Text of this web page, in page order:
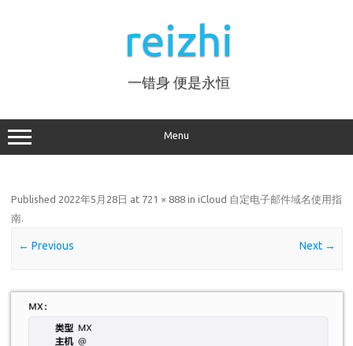
reizhi
一错身 便是永恒
Menu
Published 2022年5月28日 at 721 × 888 in iCloud 自定电子邮件域名使用指
南.
← Previous Next →